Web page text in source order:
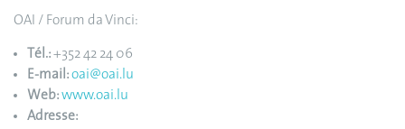
OAI / Forum da Vinci:
Tél.:+352 42 24 06
E-mail:oai@oai.lu
Web:www.oai.lu
Adresse: